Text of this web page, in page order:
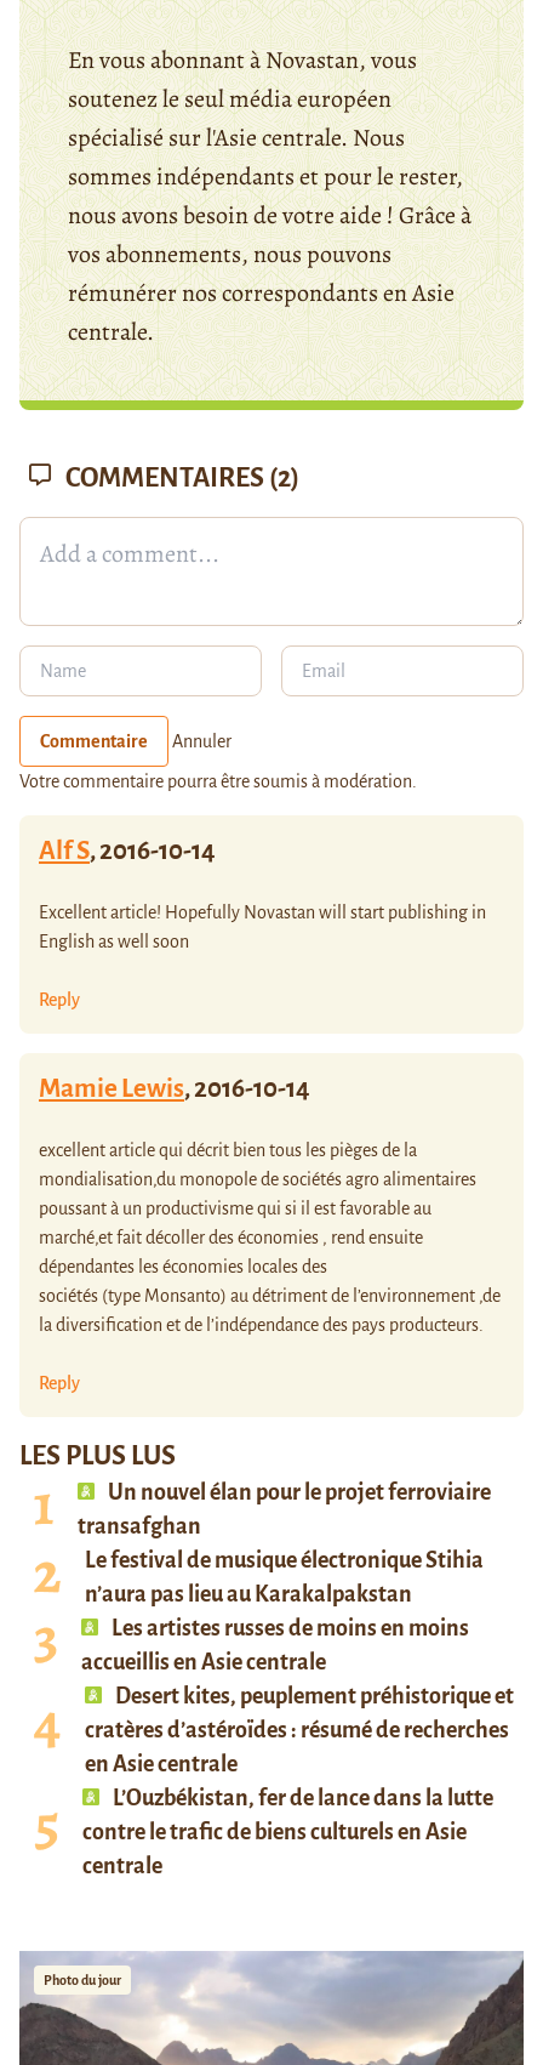
En vous abonnant à Novastan, vous
soutenez le seul média européen
spécialisé sur l'Asie centrale. Nous
sommes indépendants et pour le rester,
nous avons besoin de votre aide ! Grâce à
vos abonnements, nous pouvons
rémunérer nos correspondants en Asie
centrale.
LES PLUS LUS
Un nouvel élan pour le projet ferroviaire
transafghan
Le festival de musique électronique Stihia
n’aura pas lieu au Karakalpakstan
Les artistes russes de moins en moins
accueillis en Asie centrale
Desert kites, peuplement préhistorique et
cratères d’astéroïdes : résumé de recherches
en Asie centrale
L’Ouzbékistan, fer de lance dans la lutte
contre le trafic de biens culturels en Asie
centrale
Photo du jour
COMMENTAIRES (2)
Commentaire Annuler
Votre commentaire pourra être soumis à modération.
Alf S,2016-10-14
Excellent article! Hopefully Novastan will start publishing in
English as well soon
Reply
Mamie Lewis,2016-10-14
excellent article qui décrit bien tous les pièges de la
mondialisation,du monopole de sociétés agro alimentaires
poussant à un productivisme qui si il est favorable au
marché,et fait décoller des économies , rend ensuite
dépendantes les économies locales des
sociétés (type Monsanto) au détriment de l’environnement ,de
la diversification et de l’indépendance des pays producteurs.
Reply